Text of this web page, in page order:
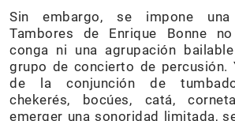
Sin embargo, se impone
Tambores de Enrique Bonne
conga ni una agrupación bailable
grupo de concierto de percusión.
de la conjunción de
chekerés, bocúes, catá,
emerger una sonoridad limitada,